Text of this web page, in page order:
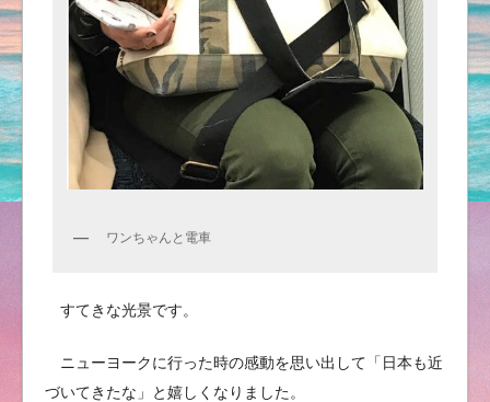
ワンちゃんと電車
すてきな光景です。
ニューヨークに行った時の感動を思い出して「日本も近
づいてきたな」と嬉しくなりました。